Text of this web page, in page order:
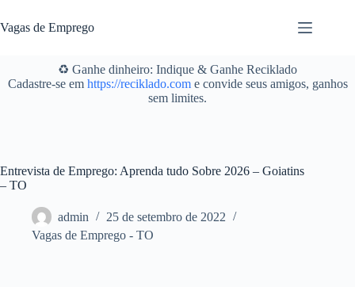
para
o
Vagas de Emprego
♻️ Ganhe dinheiro: Indique & Ganhe Reciklado
Cadastre-se em https://reciklado.come convide seus amigos, ganhos
sem limites.
Entrevista de Emprego: Aprenda tudo Sobre 2026 – Goiatins
– TO
admin
25 de setembro de 2022
Vagas de Emprego - TO